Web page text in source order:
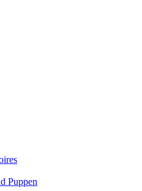
Puppen